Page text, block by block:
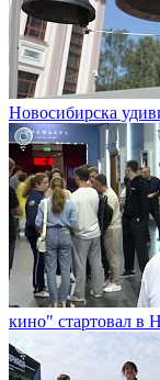
Новосибирска
кино" стартовал в